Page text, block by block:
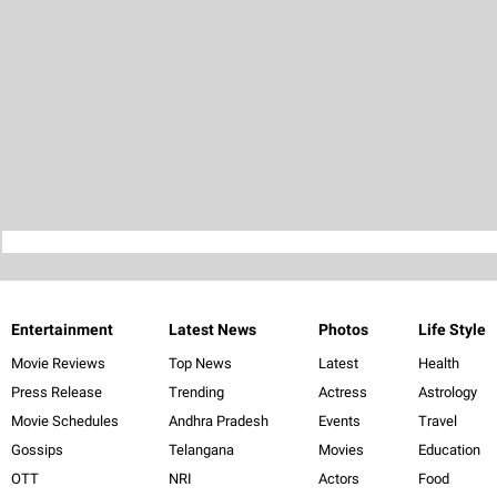
Entertainment
Movie Reviews
Press Release
Movie Schedules
Gossips
OTT
Latest News
Top News
Trending
Andhra Pradesh
Telangana
NRI
Photos
Latest
Actress
Events
Movies
Actors
Life Style
Health
Astrology
Travel
Education
Food